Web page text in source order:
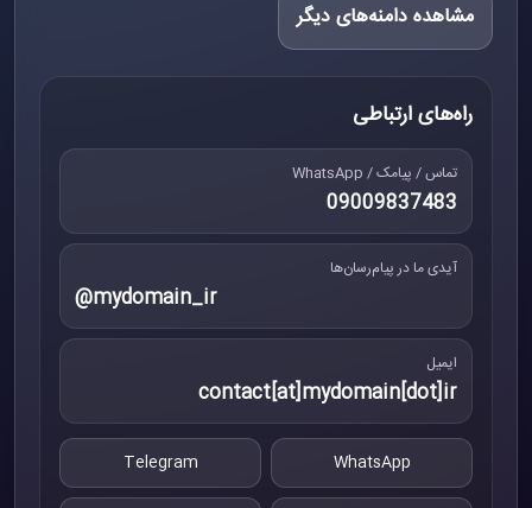
مشاهده دامنه‌های دیگر
راه‌های ارتباطی
تماس / پیامک / WhatsApp
09009837483
آیدی ما در پیام‌رسان‌ها
@mydomain_ir
ایمیل
contact[at]mydomain[dot]ir
WhatsApp
Telegram